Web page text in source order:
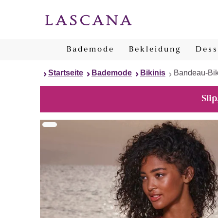
Bademode Bekleidung
Startseite Bademode Bikinis Bandeau-